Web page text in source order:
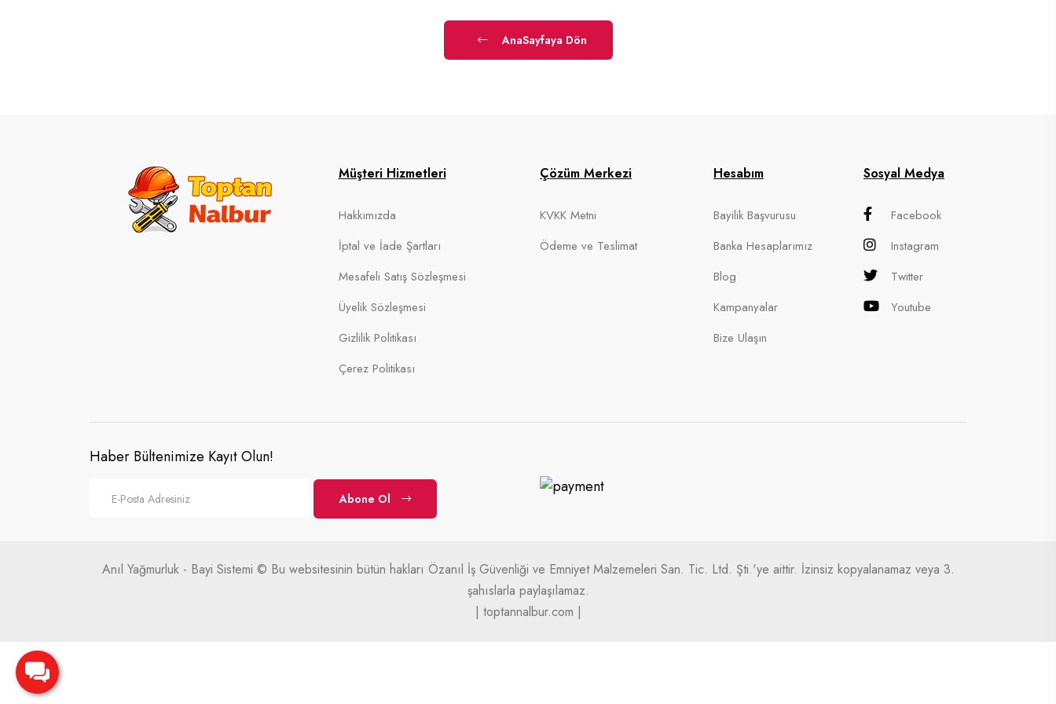
AnaSayfaya Dön
Müşteri Hizmetleri
Hakkımızda
İptal ve İade Şartları
Mesafeli Satış Sözleşmesi
Üyelik Sözleşmesi
Gizlilik Politikası
Çerez Politikası
Çözüm Merkezi
KVKK Metni
Ödeme ve Teslimat
Hesabım
Bayilik Başvurusu
Banka Hesaplarımız
Blog
Kampanyalar
Bize Ulaşın
Sosyal Medya
Facebook
Instagram
Twitter
Youtube
Haber Bültenimize Kayıt Olun!
Abone Ol
Anıl Yağmurluk - Bayi Sistemi © Bu websitesinin bütün hakları Özanıl İş Güvenliği ve Emniyet Malzemeleri San. Tic. Ltd. Şti.'ye aittir. İzinsiz kopyalanamaz veya 3.
şahıslarla paylaşılamaz.
| toptannalbur.com |